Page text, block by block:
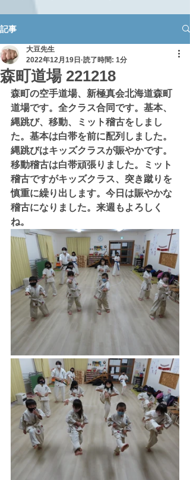
記事
森町道場 221218
大豆先生
2022年12月19日 読了時間: 1分
森町の空手道場、新極真会北海道森町
道場です。全クラス合同です。基本、
縄跳び、移動、ミット稽古をしまし
た。基本は白帯を前に配列しました。
縄跳びはキッズクラスが賑やかです。
移動稽古は白帯頑張りました。ミット
稽古ですがキッズクラス、突き蹴りを
慎重に繰り出します。今日は賑やかな
稽古になりました。来週もよろしく
ね。